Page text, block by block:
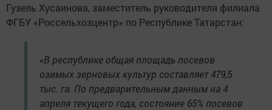
Гузель Хусаинова, заместитель руководителя филиала
ФГБУ «Россельхозцентр» по Республике Татарстан:
«В республике общая площадь посевов
озимых зерновых культур составляет 479,5
тыс. га. По предварительным данным на 4
апреля текущего года, состояние 65% посевов